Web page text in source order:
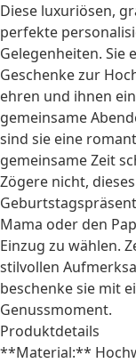
Diese luxuriösen,
perfekte
Gelegenheiten. Sie
Geschenke zur
ehren und ihnen
gemeinsame
sind sie eine
gemeinsame Zeit
Zögere nicht,
Mama oder den
Einzug zu wählen.
stilvollen
beschenke sie mit
Genussmoment.
Produktdetails
**Material:**